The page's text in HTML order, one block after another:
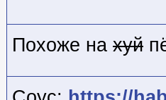
Похоже на хуй